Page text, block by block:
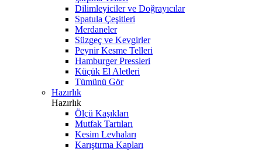
Dilimleyiciler ve Doğrayıcılar
Spatula Çeşitleri
Merdaneler
Süzgeç ve Kevgirler
Peynir Kesme Telleri
Hamburger Pressleri
Küçük El Aletleri
Tümünü Gör
Hazırlık
Hazırlık
Ölçü Kaşıkları
Mutfak Tartıları
Kesim Levhaları
Karıştırma Kapları